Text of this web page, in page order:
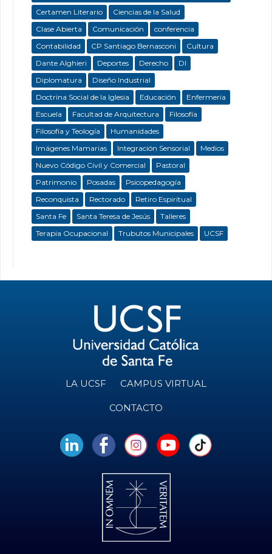
Certamen Literario
Ciencias de la Salud
Clase Abierta
Comunicación
conferencia
Contabilidad
CP Santiago Bernasconi
Cultura
Dante Alghieri
Deportes Derecho
DI
Diplomatura
Diseño Industrial
Doctrina Social de la Iglesia
Educación
Enfermeria
Escuela
Facultad de Arquitectura
Filosofía
Filosofía y Teología
Humanidades
Imágenes Mamarias
Integración Sensorial
Medios
Nuevo Código Civil y Comercial
Pastoral
Patrimonio
Posadas
Psicopedagogía
Reconquista
Rectorado
Retiro Espiritual
Santa Fe
Santa Teresa de Jesús
Talleres
Terapia Ocupacional
Trubutos Municipales UCSF
LA UCSF CAMPUS VIRTUAL
CONTACTO